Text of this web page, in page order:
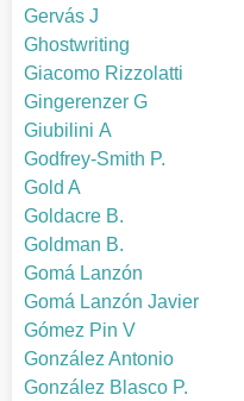
Gervás J
Ghostwriting
Giacomo Rizzolatti
Gingerenzer G
Giubilini A
Godfrey-Smith P.
Gold A
Goldacre B.
Goldman B.
Gomá Lanzón
Gomá Lanzón Javier
Gómez Pin V
González Antonio
González Blasco P.